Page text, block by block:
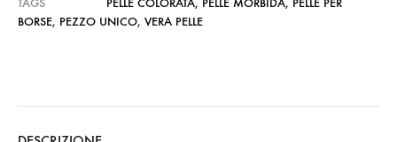
TAGS
PELLE COLORATA, PELLE MORBIDA, PELLE PER
BORSE, PEZZO UNICO, VERA PELLE